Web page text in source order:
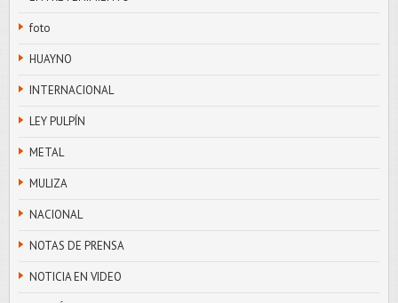
foto
HUAYNO
INTERNACIONAL
LEY PULPÍN
METAL
MULIZA
NACIONAL
NOTAS DE PRENSA
NOTICIA EN VIDEO